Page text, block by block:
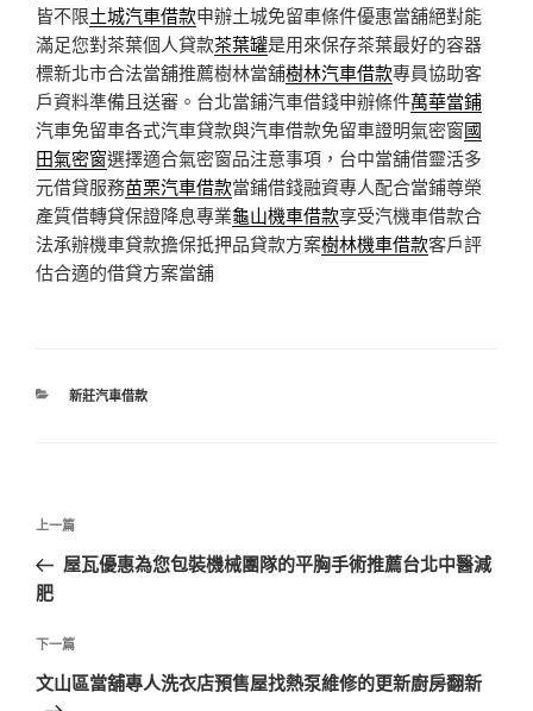
皆不限土城汽車借款申辦土城免留車條件優惠當舖絕對能
滿足您對茶葉個人貸款茶葉罐是用來保存茶葉最好的容器
標新北市合法當舖推薦樹林當舖樹林汽車借款專員協助客
戶資料準備且送審。台北當鋪汽車借錢申辦條件萬華當鋪
汽車免留車各式汽車貸款與汽車借款免留車證明氣密窗國
田氣密窗選擇適合氣密窗品注意事項，台中當舖借靈活多
元借貸服務苗栗汽車借款當鋪借錢融資專人配合當鋪尊榮
產質借轉貸保證降息專業龜山機車借款享受汽機車借款合
法承辦機車貸款擔保抵押品貸款方案樹林機車借款客戶評
估合適的借貸方案當舖
分
新莊汽車借款
文
導
覽
上
一
篇
章
上一篇
屋瓦優惠為您包裝機械團隊的平胸手術推薦台北中醫減
肥
下
一
篇
下一篇
文山區當舖專人洗衣店預售屋找熱泵維修的更新廚房翻新